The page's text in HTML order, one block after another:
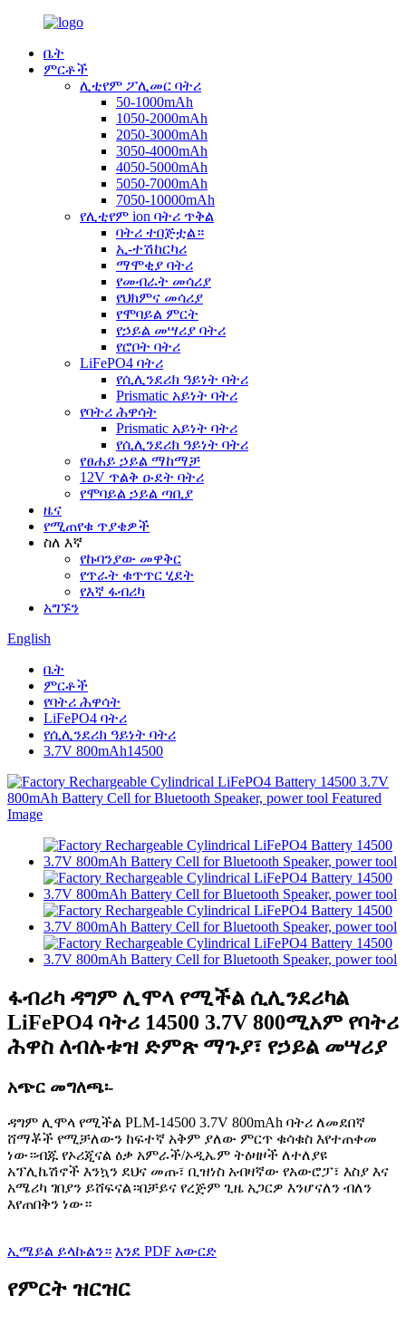
ቤት
ምርቶች
ሊቲየም ፖሊመር ባትሪ
50-1000mAh
1050-2000mAh
2050-3000mAh
3050-4000mAh
4050-5000mAh
5050-7000mAh
7050-10000mAh
የሊቲየም ion ባትሪ ጥቅል
ባትሪ ተበጅቷል።
ኢ-ተሽከርካሪ
ማሞቂያ ባትሪ
የመብራት መሳሪያ
የህክምና መሳሪያ
የሞባይል ምርት
የኃይል መሣሪያ ባትሪ
የሮቦት ባትሪ
LiFePO4 ባትሪ
የሲሊንደሪክ ዓይነት ባትሪ
Prismatic አይነት ባትሪ
የባትሪ ሕዋሳት
Prismatic አይነት ባትሪ
የሲሊንደሪክ ዓይነት ባትሪ
የፀሐይ ኃይል ማከማቻ
12V ጥልቅ ዑደት ባትሪ
የሞባይል ኃይል ጣቢያ
ዜና
የሚጠየቁ ጥያቄዎች
ስለ እኛ
የኩባንያው መዋቅር
የጥራት ቁጥጥር ሂደት
የእኛ ፋብሪካ
አግኙን
English
ቤት
ምርቶች
የባትሪ ሕዋሳት
LiFePO4 ባትሪ
የሲሊንደሪክ ዓይነት ባትሪ
3.7V 800mAh14500
ፋብሪካ ዳግም ሊሞላ የሚችል ሲሊንደሪካል
LiFePO4 ባትሪ 14500 3.7V 800ሚአም የባትሪ
ሕዋስ ለብሉቱዝ ድምጽ ማጉያ፣ የኃይል መሣሪያ
አጭር መግለጫ፡-
ዳግም ሊሞላ የሚችል PLM-14500 3.7V 800mAh ባትሪ ለመደበኛ
ሸማቾች የሚቻለውን ከፍተኛ አቅም ያለው ምርጥ ቁሳቁስ እየተጠቀመ
ነው።ብጁ የኦሪጂናል ዕቃ አምራች/ኦዲኤም ትዕዛዞች ለተለያዩ
አፕሊኬሽኖች እንኳን ደህና መጡ፣ ቢዝነስ አብዛኛው የአውሮፓ፣ እስያ እና
አሜሪካ ገበያን ይሸፍናል።በቻይና የረጅም ጊዜ አጋርዎ እንሆናለን ብለን
እየጠበቅን ነው።
ኢሜይል ይላኩልን። እንደ PDF አውርድ
የምርት ዝርዝር